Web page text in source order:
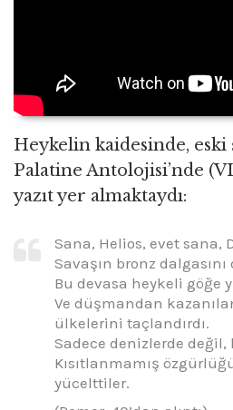
Heykelin kaidesinde,
Palatine Antolojisi’nde
yazıt yer almaktaydı:
Sana, Helios, evet sana,
Savaşın bronz
Bu devasa heykeli göğe
Ve düşmandan
ülkelerini taçlandırdı.
Sadece denizlerde değil,
Kısıtlanmamış
yücelttiler.